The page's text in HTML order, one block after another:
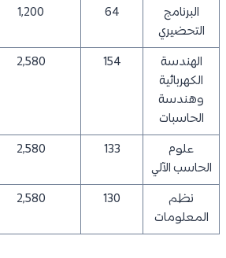
البرنامج
التحضيري
64
1,200
الهندسة
الكهربائية
وهندسة
الحاسبات
154
2,580
علوم
الحاسب الآلي
133
2,580
نظم
المعلومات
130
2,580